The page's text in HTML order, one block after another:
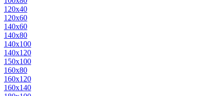
120х40
120х60
140х60
140х80
140х100
140х120
150х100
160х80
160х120
160х140